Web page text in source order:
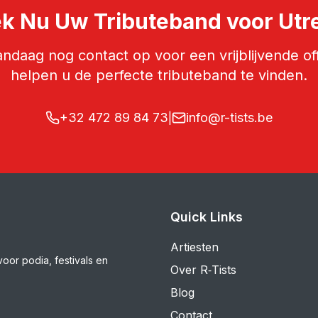
Nu Uw Tributeband voor
nog contact op voor een vrijblijvende
helpen u de perfecte tributeband te vinden.
+32 472 89 84 73 info@r-tists.be
podia, festivals en
Quick Links
Artiesten
Over R‑Tists
Blog
Contact